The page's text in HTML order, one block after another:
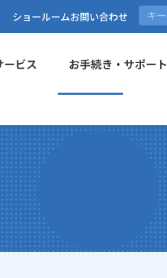
ービス お手続き・サポート
ショールームお問い合わせ